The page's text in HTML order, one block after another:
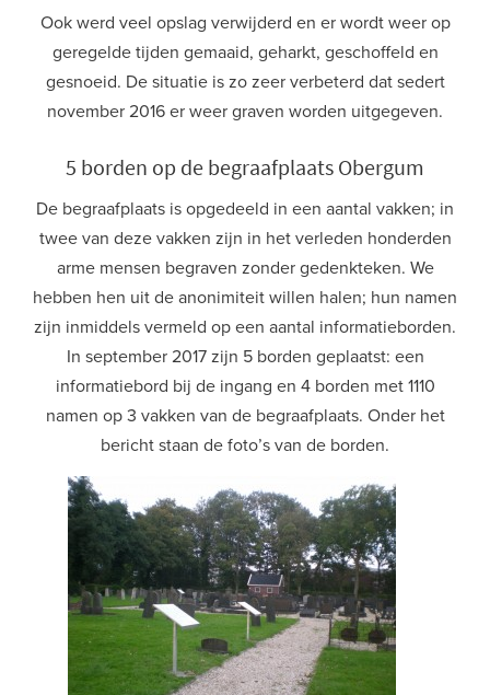
Ook werd veel opslag verwijderd en er wordt weer op
geregelde tijden gemaaid, geharkt, geschoffeld en
gesnoeid. De situatie is zo zeer verbeterd dat sedert
november 2016 er weer graven worden uitgegeven.
5 borden op de begraafplaats Obergum
De begraafplaats is opgedeeld in een aantal vakken; in
twee van deze vakken zijn in het verleden honderden
arme mensen begraven zonder gedenkteken. We
hebben hen uit de anonimiteit willen halen; hun namen
zijn inmiddels vermeld op een aantal informatieborden.
In september 2017 zijn 5 borden geplaatst: een
informatiebord bij de ingang en 4 borden met 1110
namen op 3 vakken van de begraafplaats. Onder het
bericht staan de foto’s van de borden.